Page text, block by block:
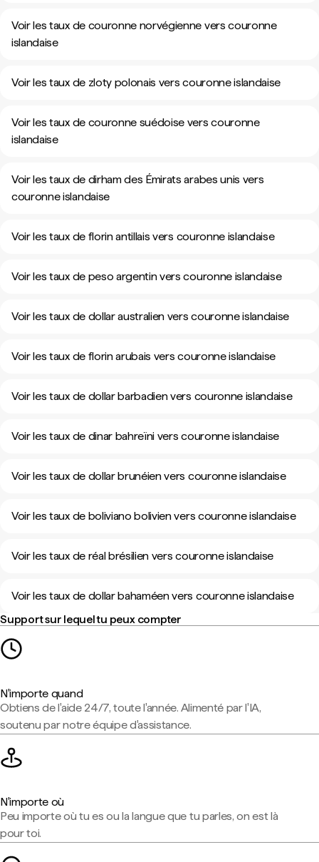
Voir les taux de couronne norvégienne vers couronne
islandaise
Voir les taux de zloty polonais vers couronne islandaise
Voir les taux de couronne suédoise vers couronne
islandaise
Voir les taux de dirham des Émirats arabes unis vers
couronne islandaise
Voir les taux de florin antillais vers couronne islandaise
Voir les taux de peso argentin vers couronne islandaise
Voir les taux de dollar australien vers couronne islandaise
Voir les taux de florin arubais vers couronne islandaise
Voir les taux de dollar barbadien vers couronne islandaise
Voir les taux de dinar bahreïni vers couronne islandaise
Voir les taux de dollar brunéien vers couronne islandaise
Voir les taux de boliviano bolivien vers couronne islandaise
Voir les taux de réal brésilien vers couronne islandaise
Voir les taux de dollar bahaméen vers couronne islandaise
Support sur lequel tu peux compter
N'importe quand
Obtiens de l'aide 24/7, toute l'année. Alimenté par l'IA,
soutenu par notre équipe d'assistance.
N'importe où
Peu importe où tu es ou la langue que tu parles, on est là
pour toi.